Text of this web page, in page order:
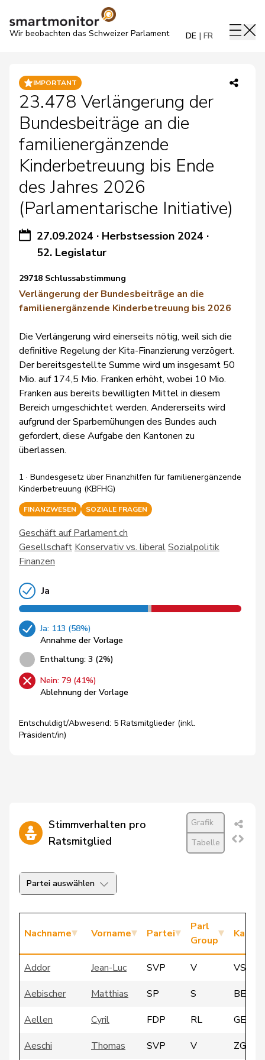
Wir beobachten das Schweizer Parlament DE FR
IMPORTANT
23.478 Verlängerung der
Bundesbeiträge an die
familienergänzende
Kinderbetreuung bis Ende
des Jahres 2026
(Parlamentarische Initiative)
27.09.2024 · Herbstsession 2024 ·
52. Legislatur
29718 Schlussabstimmung
Verlängerung der Bundesbeiträge an die
familienergänzende Kinderbetreuung bis 2026
Die Verlängerung wird einerseits nötig, weil sich die
definitive Regelung der Kita-Finanzierung verzögert.
Der bereitsgestellte Summe wird um insgesamt 50
Mio. auf 174,5 Mio. Franken erhöht, wobei 10 Mio.
Franken aus bereits bewilligten Mittel in diesem
Bereich umgeschichtet werden. Andererseits wird
aufgrund der Sparbemühungen des Bundes auch
gefordert, diese Aufgabe den Kantonen zu
überlassen.
1 · Bundesgesetz über Finanzhilfen für familienergänzende
Kinderbetreuung (KBFHG)
FINANZWESEN SOZIALE FRAGEN
Geschäft auf Parlament.ch
Gesellschaft Konservativ vs. liberalSozialpolitik
Finanzen
Ja
Ja: 113 (58%)
Annahme der Vorlage
Enthaltung: 3 (2%)
Nein: 79 (41%)
Ablehnung der Vorlage
Entschuldigt/Abwesend: 5 Ratsmitglieder (inkl.
Präsident/in)
Stimmverhalten pro
Ratsmitglied
Grafik
Tabelle
Partei auswählen
Nachname Vorname Partei
Parl
Group
Addor Jean-Luc SVP V
VS
Aebischer
Matthias SP S
BE
Aellen
Cyril FDP RL
GE
Aeschi
Thomas SVP V
ZG